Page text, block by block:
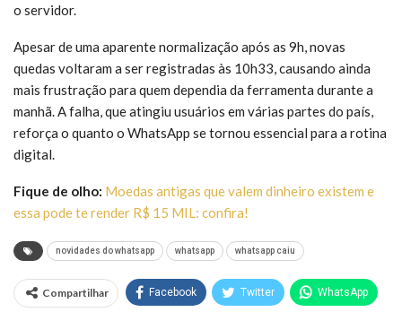
o servidor.
Apesar de uma aparente normalização após as 9h, novas
quedas voltaram a ser registradas às 10h33, causando ainda
mais frustração para quem dependia da ferramenta durante a
manhã. A falha, que atingiu usuários em várias partes do país,
reforça o quanto o WhatsApp se tornou essencial para a rotina
digital.
Fique de olho: Moedas antigas que valem dinheiro existem e
essa pode te render R$ 15 MIL: confira!
novidades do whatsapp whatsapp whatsapp caiu
Compartilhar Facebook Twitter WhatsApp